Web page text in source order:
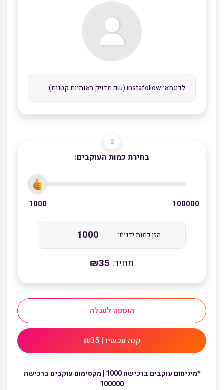
בחירת כמות העוקבים:
100000
1000
הזן כמות ידנית:
מחיר: ₪35
הוספה לעגלה
קנה עכשיו | ₪35
*מינימום עוקבים ברכישה 1000 | מקסימום עוקבים ברכישה
100000